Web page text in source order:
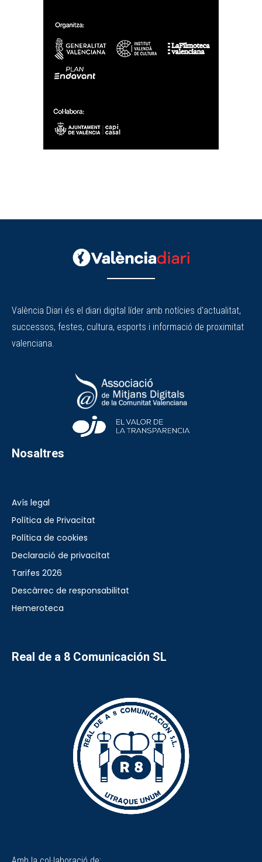
València Diari és el diari digital líder amb notícies d'actualitat,
successos, festes, cultura, esports i informació de proximitat
valenciana.
Nosaltres
Avís legal
Política de Privacitat
Política de cookies
Declaració de privacitat
Tarifes 2026
Descàrrec de responsabilitat
Hemeroteca
Real de a 8 Comunicación SL